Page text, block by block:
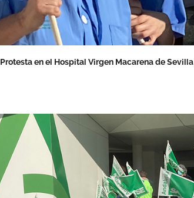
Protesta en el Hospital Virgen Macarena de Sevilla